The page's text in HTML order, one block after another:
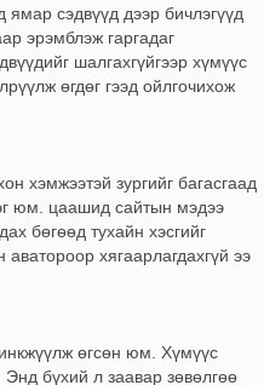
сэдвүүд дээр бичлэгүүд
эрэмблэж гаргадаг
шалгахгүйгээр хүмүүс
өгдөг гээд ойлгочихож
хэмжээтэй зургийг багасгаад
юм. цаашид сайтын мэдээ
бөгөөд тухайн хэсгийг
хягаарлагдахгүй ээ
өгсөн юм. Хүмүүс
бүхий л заавар зөвөлгөө